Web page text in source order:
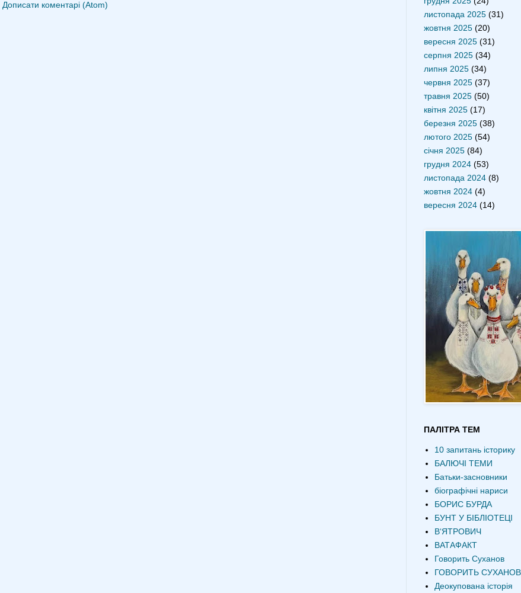
Дописати коментарі (Atom)
листопада 2025 (31)
жовтня 2025 (20)
вересня 2025 (31)
серпня 2025 (34)
липня 2025 (34)
червня 2025 (37)
травня 2025 (50)
квітня 2025 (17)
березня 2025 (38)
лютого 2025 (54)
січня 2025 (84)
грудня 2024 (53)
листопада 2024 (8)
жовтня 2024 (4)
вересня 2024 (14)
ПАЛІТРА ТЕМ
10 запитань історику
БАЛЮЧІ ТЕМИ
Батьки-засновники
біографічні нариси
БОРИС БУРДА
БУНТ У БІБЛІОТЕЦІ
В‘ЯТРОВИЧ
ВАТАФАКТ
Говорить Суханов
ГОВОРИТЬ СУХАНОВ
Деокупована історія